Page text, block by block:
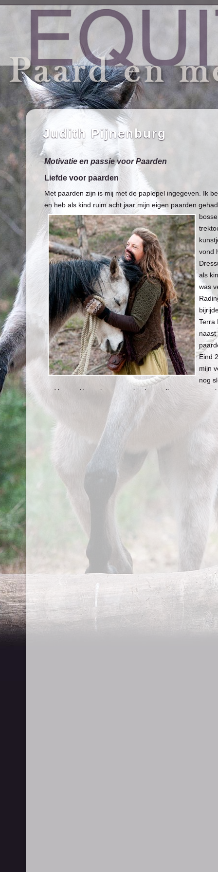
Judith Pijnenburg
Motivatie en passie voor Paarden
Liefde voor paarden
Met paarden zijn is mij met de paplepel ingegeven. Ik
en heb als kind ruim acht jaar mijn eigen paarden
vond
als
was
Terra
naast
Eind
mijn
nog
pad kwam. Haar zien opgroeien leert mij over wat puur
Terra Natura en Noora Ehnqvist
Paarden zijn mijn passie, als ik bij hen ben voel ik mij
om met en van ze te leren door ze te observeren,
alleen maar mooier, sterker en kloppender gemaakt.
Natura een basis van waaruit alles begint en van
deze werkwijze met paarden (en ook mensen) doet is
toe geleid dat ik al meerdere malen het ultieme gevoel
Dankzij Noora heb ik geleerd op zielsniveau te
Door de werkwijze en kernitems van mijn inspirators te
(mensen en paarden) mijn vreugdegevoelens te
Mijn achtergrond en opleiding